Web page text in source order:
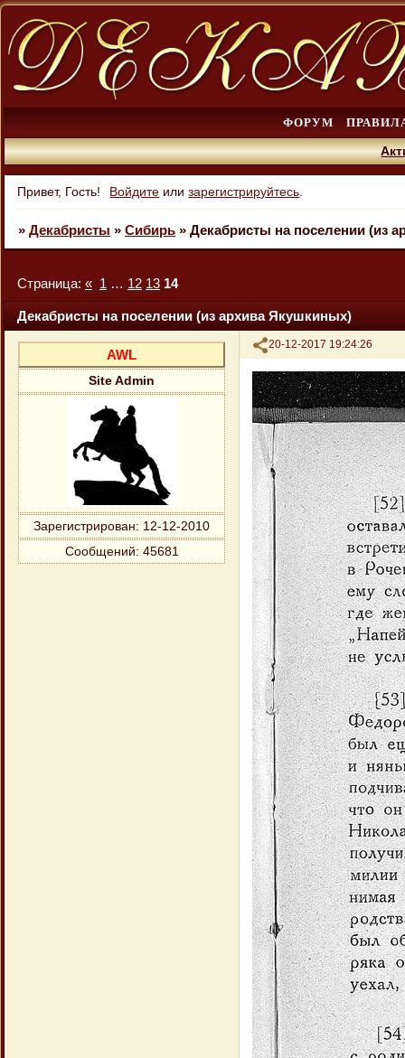
ФОРУМ
Привет, Гость! Войдите илизарегистрируйтесь
» Декабристы » Сибирь » Декабристы на поселении (из
Декабристы на поселении (из архива Якушкиных)
Страница: « 1 … 12 13 14
Поделиться
20-12-2017 19:24:26
AWL
Site Admin
Зарегистрирован: 12-12-2010
Сообщений: 45681